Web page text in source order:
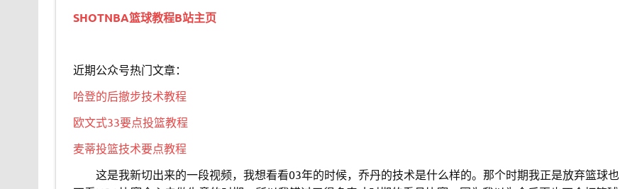
SHOTNBA篮球教程B站主页
近期公众号热门文章：
哈登的后撤步技术教程
欧文式33要点投篮教程
麦蒂投篮技术要点教程
这是我新切出来的一段视频，我想看看03年的时候，乔丹的技术是什么样的。那个时期我正是放弃篮球也